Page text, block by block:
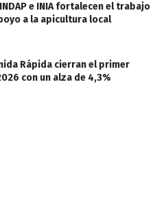
INDAP e INIA fortalecen el trabajo
a la apicultura local
Rápida cierran el primer
con un alza de 4,3%